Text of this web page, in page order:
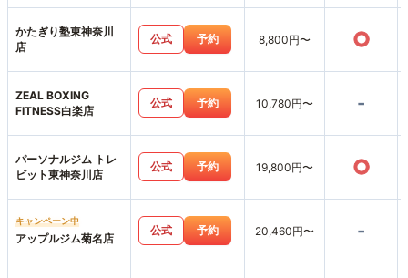
かたぎり塾東神奈川
店
公式 予約 8,800円〜 ○
ZEAL BOXING
FITNESS白楽店
公式 予約 10,780円〜 -
パーソナルジム トレ
ビット東神奈川店
公式 予約 19,800円〜 ○
キャンペーン中
アップルジム菊名店
公式 予約 20,460円〜 -